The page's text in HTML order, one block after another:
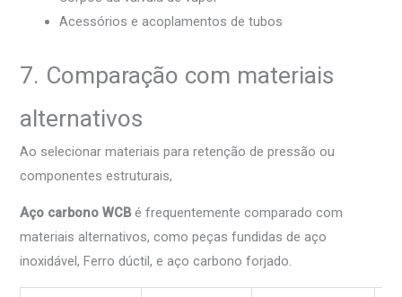
Acessórios e acoplamentos de tubos
7. Comparação com materiais
alternativos
Ao selecionar materiais para retenção de pressão ou
componentes estruturais,
Aço carbono WCBé frequentemente comparado com
materiais alternativos, como peças fundidas de aço
inoxidável, Ferro dúctil, e aço carbono forjado.